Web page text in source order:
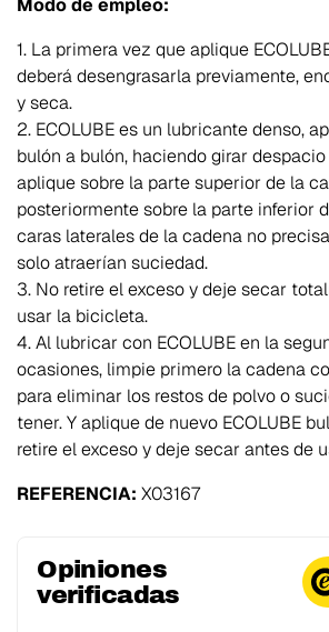
Modo de empleo:
1. La primera vez que aplique
deberá desengrasarla previamente,
y seca.
2. ECOLUBE es un lubricante denso,
bulón a bulón, haciendo girar
aplique sobre la parte superior de la
posteriormente sobre la parte inferior
caras laterales de la cadena no
solo atraerían suciedad.
3. No retire el exceso y deje secar
usar la bicicleta.
4. Al lubricar con ECOLUBE en la
ocasiones, limpie primero la cadena
para eliminar los restos de polvo o
tener. Y aplique de nuevo ECOLUBE
retire el exceso y deje secar antes de
REFERENCIA: X03167
Opiniones
verificadas